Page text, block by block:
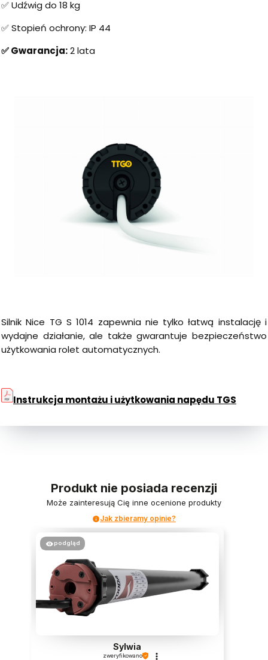
✅ Udźwig do 18 kg
✅ Stopień ochrony: IP 44
✅ Gwarancja:2 lata
Silnik Nice TG S 1014 zapewnia nie tylko łatwą instalację i
wydajne działanie, ale także gwarantuje bezpieczeństwo
użytkowania rolet automatycznych.
Instrukcja montażu i użytkowania napędu TGS
Produkt nie posiada recenzji
Może zainteresują Cię inne ocenione produkty
Jak zbieramy opinie?
podgląd
Sylwia
zweryfikowano